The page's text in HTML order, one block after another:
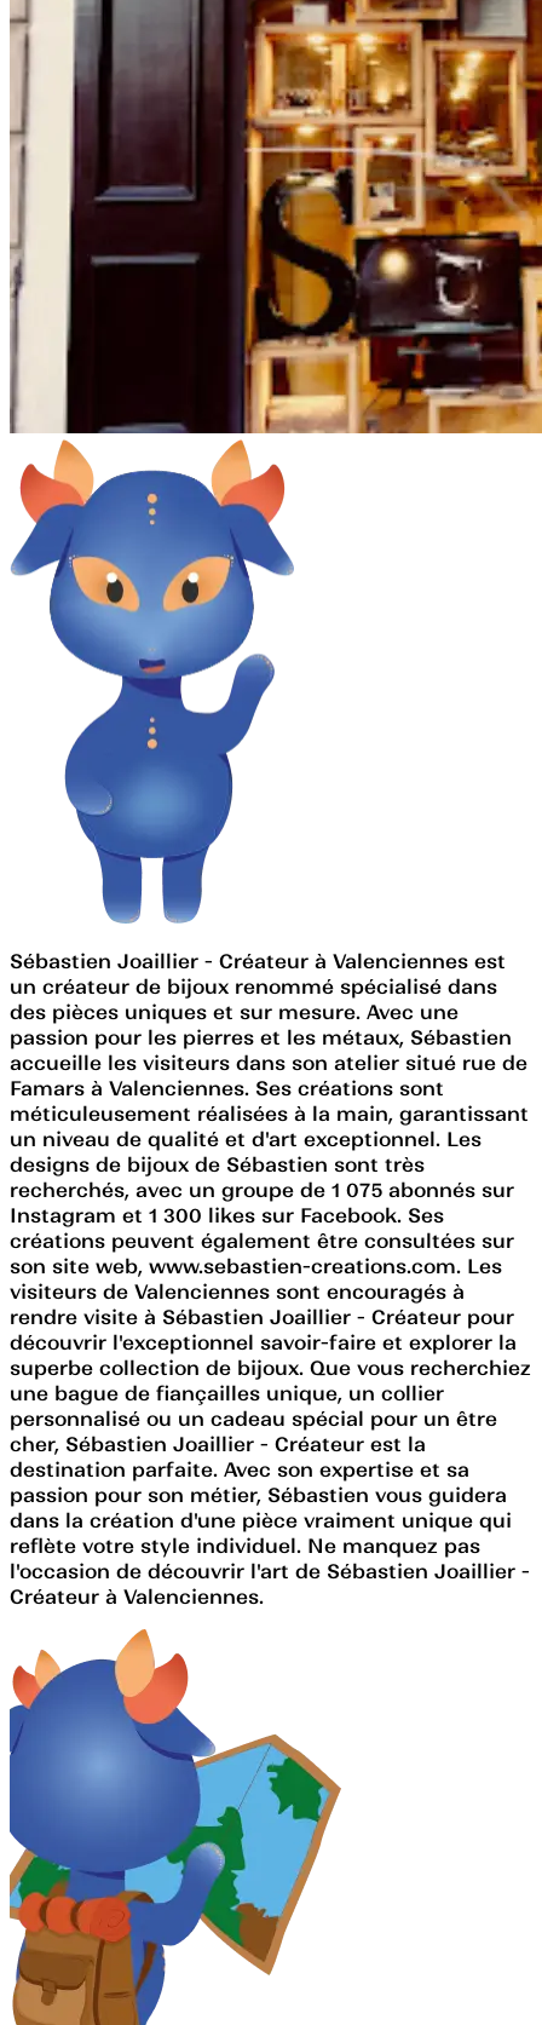
Sébastien Joaillier - Créateur à Valenciennes est
un créateur de bijoux renommé spécialisé dans
des pièces uniques et sur mesure. Avec une
passion pour les pierres et les métaux, Sébastien
accueille les visiteurs dans son atelier situé rue de
Famars à Valenciennes. Ses créations sont
méticuleusement réalisées à la main, garantissant
un niveau de qualité et d'art exceptionnel. Les
designs de bijoux de Sébastien sont très
recherchés, avec un groupe de 1 075 abonnés sur
Instagram et 1 300 likes sur Facebook. Ses
créations peuvent également être consultées sur
son site web, www.sebastien-creations.com. Les
visiteurs de Valenciennes sont encouragés à
rendre visite à Sébastien Joaillier - Créateur pour
découvrir l'exceptionnel savoir-faire et explorer la
superbe collection de bijoux. Que vous recherchiez
une bague de fiançailles unique, un collier
personnalisé ou un cadeau spécial pour un être
cher, Sébastien Joaillier - Créateur est la
destination parfaite. Avec son expertise et sa
passion pour son métier, Sébastien vous guidera
dans la création d'une pièce vraiment unique qui
reflète votre style individuel. Ne manquez pas
l'occasion de découvrir l'art de Sébastien Joaillier -
Créateur à Valenciennes.